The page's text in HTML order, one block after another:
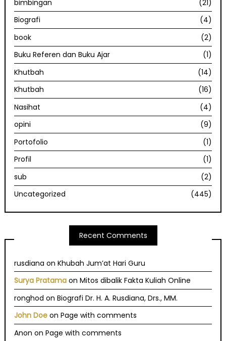
bimbingan
(21)
Biografi
(4)
book
(2)
Buku Referen dan Buku Ajar
(1)
Khutbah
(14)
Khutbah
(16)
Nasihat
(4)
opini
(9)
Portofolio
(1)
Profil
(1)
sub
(2)
Uncategorized
(445)
Recent Comments
rusdiana onKhubah Jum’at Hari Guru
Surya Pratama onMitos dibalik Fakta Kuliah Online
ronghod onBiografi Dr. H. A. Rusdiana, Drs., MM.
John Doe onPage with comments
Anon onPage with comments